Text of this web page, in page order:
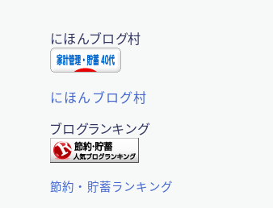
にほんブログ村
にほんブログ村
ブログランキング
節約・貯蓄ランキング